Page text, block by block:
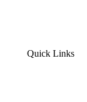
Quick Links